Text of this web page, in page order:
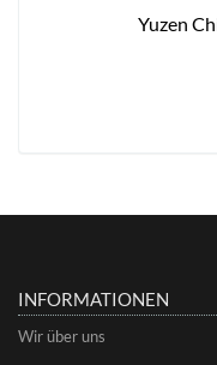
Yuzen
INFORMATIONEN
Wir über uns